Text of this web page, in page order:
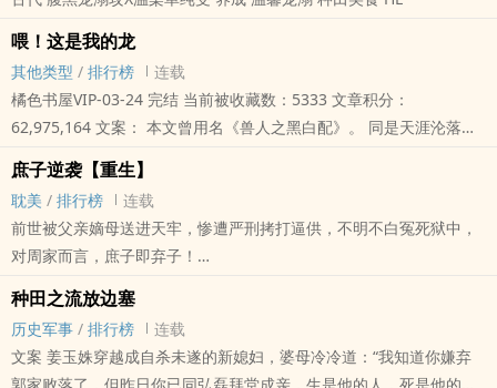
喂！这是我的龙
其他类型 / 排行榜
连载
橘色书屋VIP-03-24 完结 当前被收藏数：5333 文章积分：
62,975,164 文案： 本文曾用名《兽人之黑白配》。 同是天涯沦落
人，相逢何必分黑白。 因为肤色和天赋遭遇了种族排斥孤立的小白龙
和..
庶子逆袭【重生】
耽美 / 排行榜
连载
前世被父亲嫡母送进天牢，惨遭严刑拷打逼供，不明不白冤死狱中，
对周家而言，庶子即弃子！
一朝重生，容佑棠改名换姓，认太监做父，韬光养晦三年，孰料复仇
途中却被庆王强行招揽，二人联手大杀四方，最终一个登上帝位、一
个位极人臣！容佑棠原以为找到了靠山，谁知那却是陷阱……
“我牙尖嘴利，我泼皮无赖，我讨好卖乖，我居心不良——殿下，放我
种田之流放边塞
历史军事 / 排行榜
连载
文案 姜玉姝穿越成自杀未遂的新媳妇，婆母冷冷道：“我知道你嫌弃